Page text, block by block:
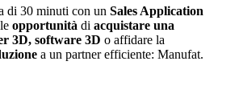
di 30 minuti con un Sales Application
opportunità di acquistare una
3D, software 3D o affidare la
a un partner efficiente: Manufat.